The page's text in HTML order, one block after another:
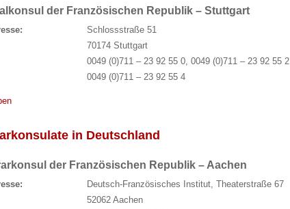
der Französischen Republik – Stuttgart
Schlossstraße 51
70174 Stuttgart
0049 (0)711 – 23 92 55 0, 0049 (0)711 – 23 92 55 2
0049 (0)711 – 23 92 55 4
in Deutschland
der Französischen Republik – Aachen
Deutsch-Französisches Institut, Theaterstraße 67
52062 Aachen